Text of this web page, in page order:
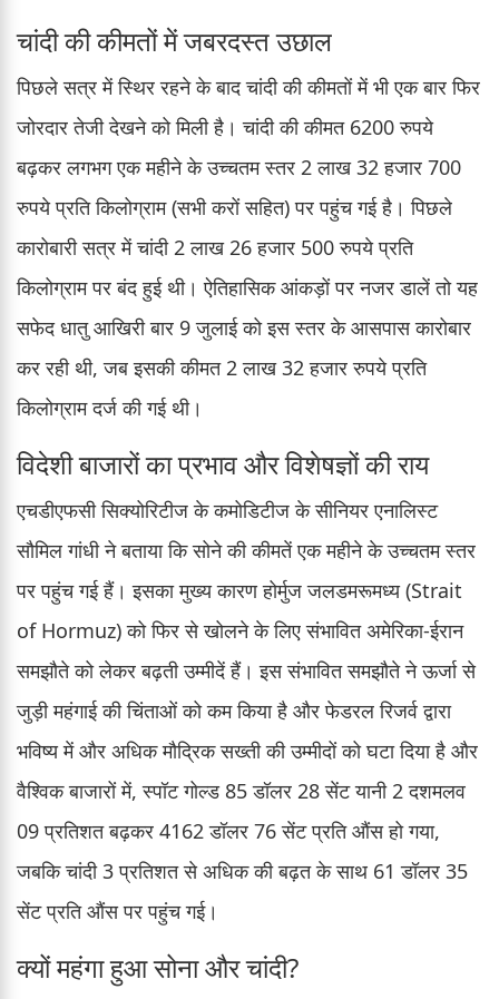
चांदी की कीमतों में जबरदस्त उछाल
पिछले सत्र में स्थिर रहने के बाद चांदी की कीमतों में भी एक बार फिर
जोरदार तेजी देखने को मिली है। चांदी की कीमत 6200 रुपये
बढ़कर लगभग एक महीने के उच्चतम स्तर 2 लाख 32 हजार 700
रुपये प्रति किलोग्राम (सभी करों सहित) पर पहुंच गई है। पिछले
कारोबारी सत्र में चांदी 2 लाख 26 हजार 500 रुपये प्रति
किलोग्राम पर बंद हुई थी। ऐतिहासिक आंकड़ों पर नजर डालें तो यह
सफेद धातु आखिरी बार 9 जुलाई को इस स्तर के आसपास कारोबार
कर रही थी, जब इसकी कीमत 2 लाख 32 हजार रुपये प्रति
किलोग्राम दर्ज की गई थी।
विदेशी बाजारों का प्रभाव और विशेषज्ञों की राय
एचडीएफसी सिक्योरिटीज के कमोडिटीज के सीनियर एनालिस्ट
सौमिल गांधी ने बताया कि सोने की कीमतें एक महीने के उच्चतम स्तर
पर पहुंच गई हैं। इसका मुख्य कारण होर्मुज जलडमरूमध्य (Strait
of Hormuz) को फिर से खोलने के लिए संभावित अमेरिका-ईरान
समझौते को लेकर बढ़ती उम्मीदें हैं। इस संभावित समझौते ने ऊर्जा से
जुड़ी महंगाई की चिंताओं को कम किया है और फेडरल रिजर्व द्वारा
भविष्य में और अधिक मौद्रिक सख्ती की उम्मीदों को घटा दिया है और
वैश्विक बाजारों में, स्पॉट गोल्ड 85 डॉलर 28 सेंट यानी 2 दशमलव
09 प्रतिशत बढ़कर 4162 डॉलर 76 सेंट प्रति औंस हो गया,
जबकि चांदी 3 प्रतिशत से अधिक की बढ़त के साथ 61 डॉलर 35
सेंट प्रति औंस पर पहुंच गई।
क्यों महंगा हुआ सोना और चांदी?